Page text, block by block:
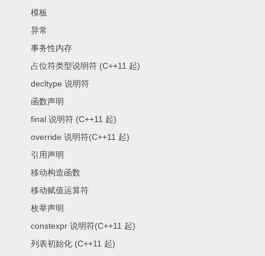
模板
异常
事务性内存
占位符类型说明符 (C++11 起)
decltype 说明符
函数声明
final 说明符 (C++11 起)
override 说明符(C++11 起)
引用声明
移动构造函数
移动赋值运算符
枚举声明
constexpr 说明符(C++11 起)
列表初始化 (C++11 起)